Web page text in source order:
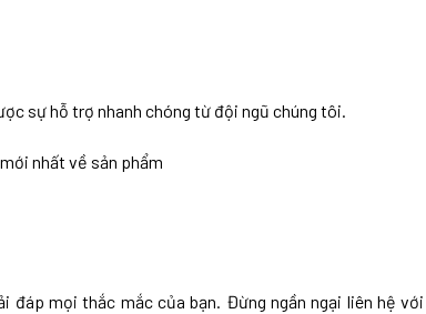
sự hỗ trợ nhanh chóng từ đội ngũ chúng tôi.
nhất về sản phẩm
đáp mọi thắc mắc của bạn. Đừng ngần ngại liên hệ với